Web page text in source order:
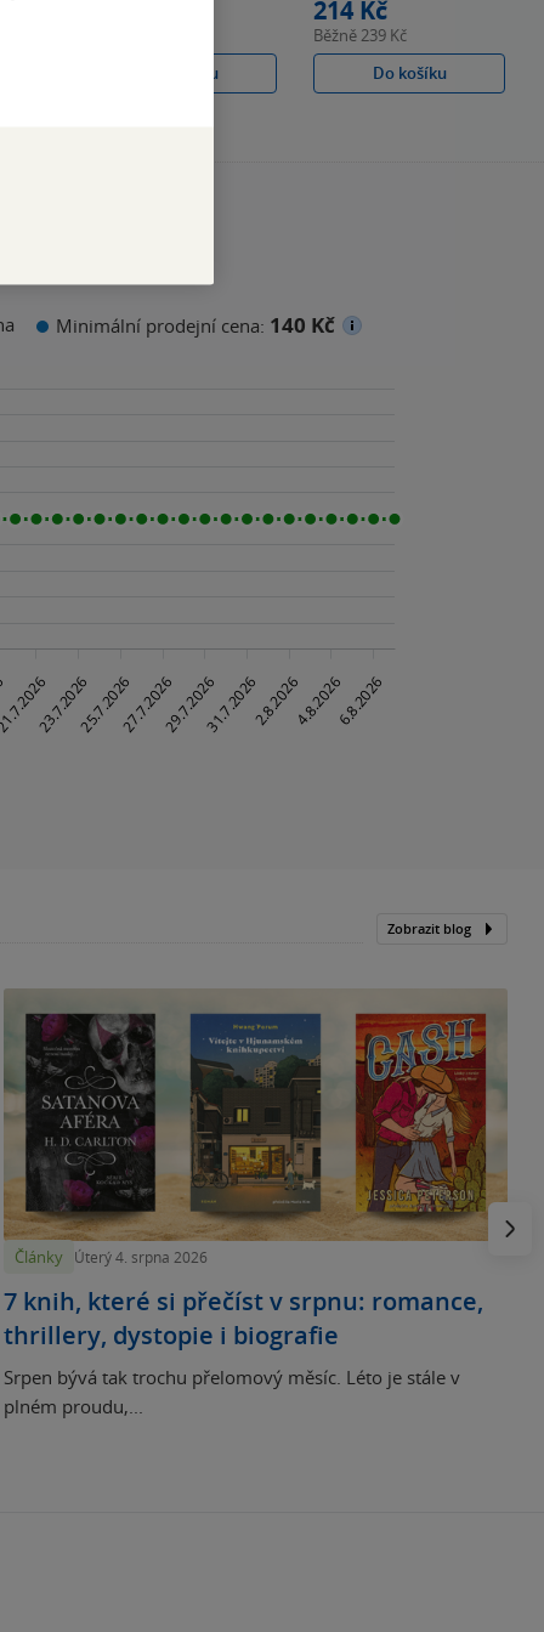
Do košíku
214 Kč
Běžně239 Kč
Do košíku
Minimální prodejní cena: 140 Kč
Zobrazit blog
Články Úterý 4. srpna 2026
7 knih, které si přečíst v srpnu: romance,
thrillery, dystopie i biografie
Srpen bývá tak trochu přelomový měsíc. Léto je stále v
plném proudu,...